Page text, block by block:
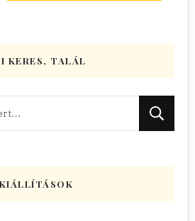
KERES, TALÁL
KIÁLLÍTÁSOK